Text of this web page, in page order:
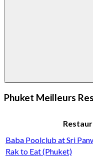
Phuket Meilleurs
Baba Poolclub at Sri
Rak to Eat (Phuket)